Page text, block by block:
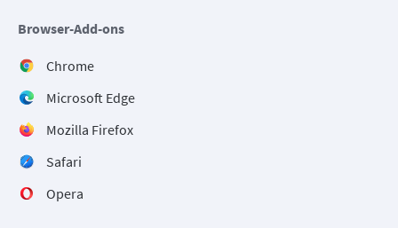
Browser-Add-ons
Chrome
Microsoft Edge
Mozilla Firefox
Safari
Opera